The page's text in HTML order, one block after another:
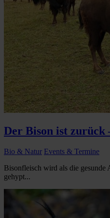
Der Bison ist zurück
Bio & Natur Events & Termine
Bisonfleisch wird als die gesunde
gehypt...